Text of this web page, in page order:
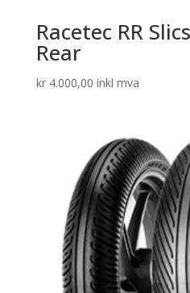
Racetec RR
Rear
kr4.000,00 inkl mva